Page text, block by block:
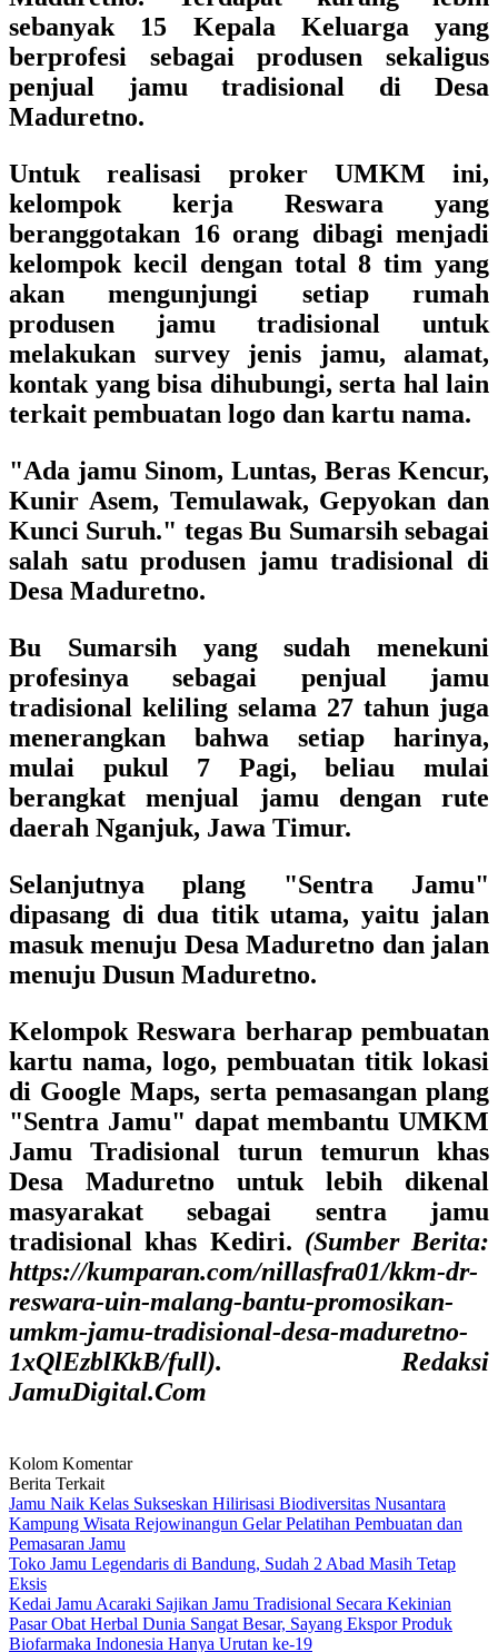
sebanyak 15 Kepala Keluarga yang
berprofesi sebagai produsen sekaligus
penjual jamu tradisional di Desa
Maduretno.
Untuk realisasi proker UMKM ini,
kelompok kerja Reswara yang
beranggotakan 16 orang dibagi menjadi
kelompok kecil dengan total 8 tim yang
akan mengunjungi setiap rumah
produsen jamu tradisional untuk
melakukan survey jenis jamu, alamat,
kontak yang bisa dihubungi, serta hal lain
terkait pembuatan logo dan kartu nama.
"Ada jamu Sinom, Luntas, Beras Kencur,
Kunir Asem, Temulawak, Gepyokan dan
Kunci Suruh." tegas Bu Sumarsih sebagai
salah satu produsen jamu tradisional di
Desa Maduretno.
Bu Sumarsih yang sudah menekuni
profesinya sebagai penjual jamu
tradisional keliling selama 27 tahun juga
menerangkan bahwa setiap harinya,
mulai pukul 7 Pagi, beliau mulai
berangkat menjual jamu dengan rute
daerah Nganjuk, Jawa Timur.
Selanjutnya plang "Sentra Jamu"
dipasang di dua titik utama, yaitu jalan
masuk menuju Desa Maduretno dan jalan
menuju Dusun Maduretno.
Kelompok Reswara berharap pembuatan
kartu nama, logo, pembuatan titik lokasi
di Google Maps, serta pemasangan plang
"Sentra Jamu" dapat membantu UMKM
Jamu Tradisional turun temurun khas
Desa Maduretno untuk lebih dikenal
masyarakat sebagai sentra jamu
tradisional khas Kediri. (Sumber Berita:
https://kumparan.com/nillasfra01/kkm-dr-
reswara-uin-malang-bantu-promosikan-
umkm-jamu-tradisional-desa-maduretno-
1xQlEzblKkB/full).
Redaksi
JamuDigital.Com
Kolom Komentar
Berita Terkait
Jamu Naik Kelas Sukseskan Hilirisasi Biodiversitas Nusantara
Kampung Wisata Rejowinangun Gelar Pelatihan Pembuatan dan
Pemasaran Jamu
Toko Jamu Legendaris di Bandung, Sudah 2 Abad Masih Tetap
Eksis
Kedai Jamu Acaraki Sajikan Jamu Tradisional Secara Kekinian
Pasar Obat Herbal Dunia Sangat Besar, Sayang Ekspor Produk
Biofarmaka Indonesia Hanya Urutan ke-19